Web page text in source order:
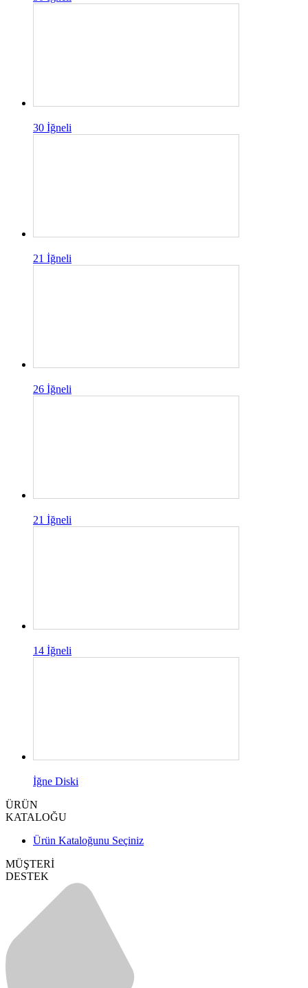
30 İğneli
21 İğneli
26 İğneli
21 İğneli
14 İğneli
İğne Diski
ÜRÜN
KATALOĞU
Ürün Kataloğunu Seçiniz
MÜŞTERİ
DESTEK